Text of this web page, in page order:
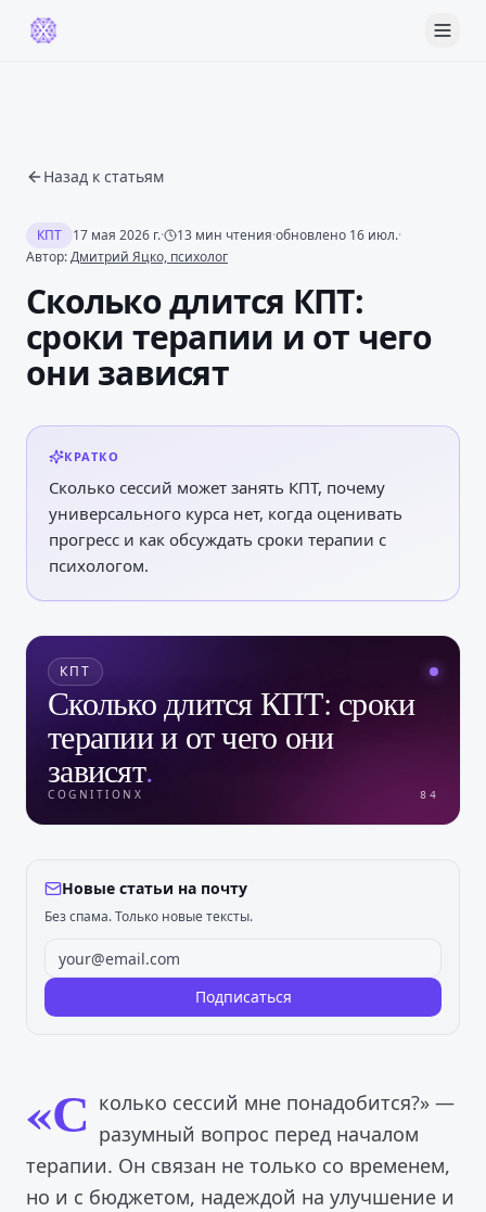
Назад к статьям
КПТ 17 мая 2026 г.· 13 мин чтения·обновлено 16 июл.·
Автор:Дмитрий Яцко, психолог
Сколько длится КПТ:
сроки терапии и от чего
они зависят
КРАТКО
Сколько сессий может занять КПТ, почему
универсального курса нет, когда оценивать
прогресс и как обсуждать сроки терапии с
психологом.
КПТ
Сколько длится КПТ: сроки
терапии и от чего они
зависят.
COGNITIONX 84
Новые статьи на почту
Без спама. Только новые тексты.
Подписаться
«С колько сессий мне понадобится?» —
разумный вопрос перед началом
терапии. Он связан не только со временем,
но и с бюджетом, надеждой на улучшение и